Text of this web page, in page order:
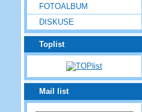
FOTOALBUM
DISKUSE
Toplist
Mail list